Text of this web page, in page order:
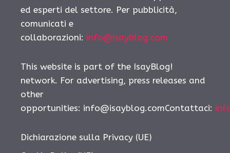
ed esperti del settore. Per pubblicità,
comunicati e
collaborazioni: info@isayblog.com
This website is part of the IsayBlog!
network. For advertising, press releases and
other
opportunities: info@isayblog.comContattaci:
Dichiarazione sulla Privacy (UE)